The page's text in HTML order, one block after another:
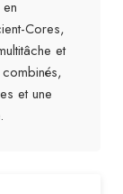
Cores,
et
et une